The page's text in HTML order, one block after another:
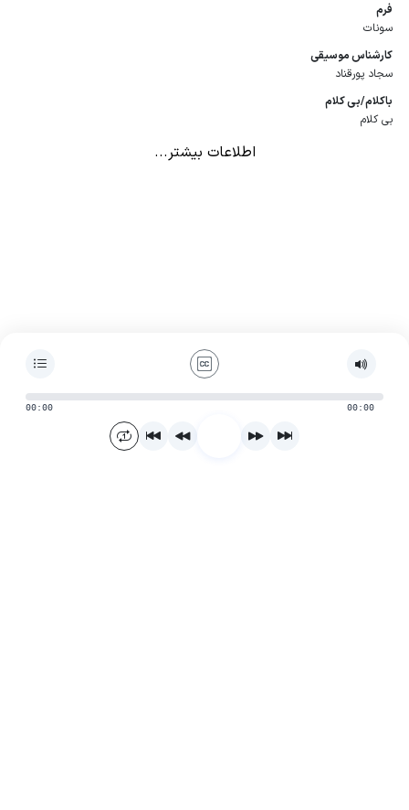
فرم
سونات
كارشناس موسیقی
سجاد پورقناد
باكلام/بی كلام
بی کلام
اطلاعات بیشتر...
00:00 00:00